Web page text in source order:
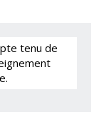
tenu de